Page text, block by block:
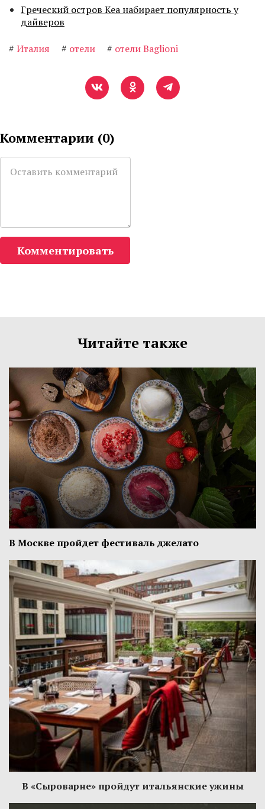
Греческий остров Кеа набирает популярность у
дайверов
# Италия # отели # отели Baglioni
Комментарии (0)
Комментировать
Читайте также
В Москве пройдет фестиваль джелато
В «Сыроварне» пройдут итальянские ужины